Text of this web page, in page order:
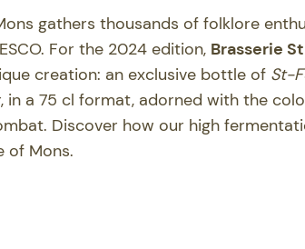
gathers thousands of folklore
For the 2024 edition, Brasserie
creation: an exclusive bottle of St-
in a 75 cl format, adorned with the
Discover how our high
of Mons.